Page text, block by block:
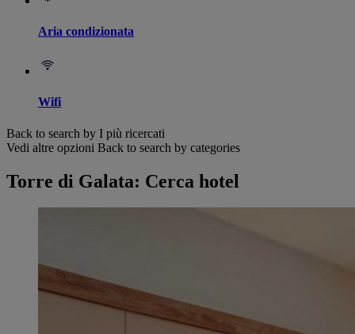
Aria condizionata
Wifi
Back to search by I più ricercati
Vedi altre opzioni Back to search by categories
Torre di Galata: Cerca hotel